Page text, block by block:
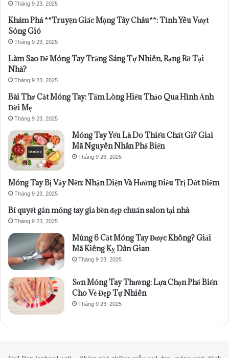
Tháng 9 23, 2025
Khám Phá **Truyện Giấc Mộng Tây Châu**: Tình Yêu Vượt
Sóng Gió
Tháng 9 23, 2025
Làm Sao Để Móng Tay Trắng Sáng Tự Nhiên, Rạng Rỡ Tại
Nhà?
Tháng 9 23, 2025
Bài Thơ Cắt Móng Tay: Tấm Lòng Hiếu Thảo Qua Hình Ảnh
Đời Mẹ
Tháng 9 23, 2025
Móng Tay Yếu Là Do Thiếu Chất Gì? Giải
Mã Nguyên Nhân Phổ Biến
Tháng 9 23, 2025
Móng Tay Bị Vảy Nến: Nhận Diện Và Hướng Điều Trị Dứt Điểm
Tháng 9 23, 2025
Bí quyết gắn móng tay giả bền đẹp chuẩn salon tại nhà
Tháng 9 23, 2025
Mùng 6 Cắt Móng Tay Được Không? Giải
Mã Kiêng Kỵ Dân Gian
Tháng 9 23, 2025
Sơn Móng Tay Thường: Lựa Chọn Phổ Biến
Cho Vẻ Đẹp Tự Nhiên
Tháng 9 23, 2025